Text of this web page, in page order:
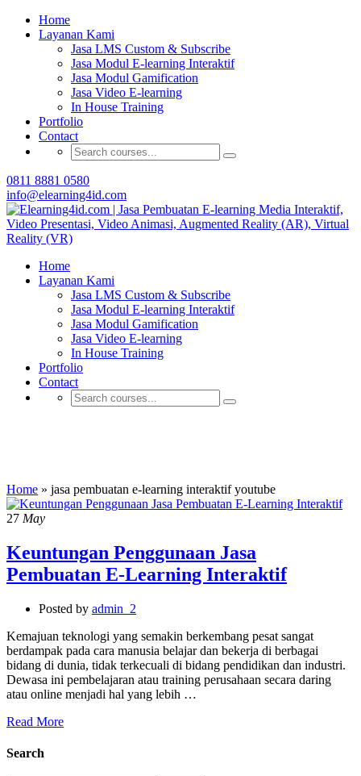
Home
Layanan Kami
Jasa LMS Custom & Subscribe
Jasa Modul E-learning Interaktif
Jasa Modul Gamification
Jasa Video E-learning
In House Training
Portfolio
Contact
0811 8881 0580
info@elearning4id.com
Home
Layanan Kami
Jasa LMS Custom & Subscribe
Jasa Modul E-learning Interaktif
Jasa Modul Gamification
Jasa Video E-learning
In House Training
Portfolio
Contact
Home » jasa pembuatan e-learning interaktif youtube
27 May
Keuntungan Penggunaan Jasa
Pembuatan E-Learning Interaktif
Posted by admin_2
Kemajuan teknologi yang semakin berkembang pesat sangat
berdampak pada cara manusia belajar dan bekerja di berbagai
bidang di dunia, tidak terkecuali di bidang pendidikan dan industri.
Dewasa ini pembelajaran atau training perusahaan secara daring
atau online menjadi hal yang lebih …
Read More
Search
Buat Modul E-learning & LMS Anda Semakin
Menarik dengan Gamification
Hubungi Tim Elearning4id